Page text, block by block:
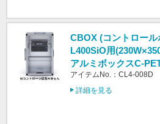
CBOX (コントロール
L400SiO用
アルミボックスC-
アイテムNo.：CL4-008D
詳細を見る